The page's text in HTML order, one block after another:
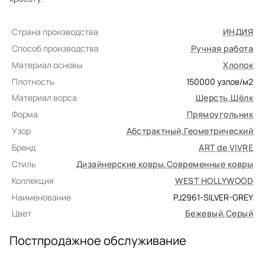
Страна производства
ИНДИЯ
Способ производства
Ручная работа
Материал основы
Хлопок
Плотность
150000 узлов/м2
Материал ворса
Шерсть,Шёлк
Форма
Прямоугольник
Узор
Абстрактный,Геометрический
Бренд
ART de VIVRE
Стиль
Дизайнерские ковры,Современные ковры
Коллекция
WEST HOLLYWOOD
Наименование
PJ2961-SILVER-GREY
Цвет
Бежевый,Серый
Постпродажное обслуживание